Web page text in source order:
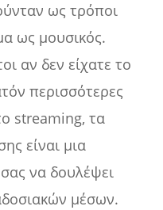
ως τρόποι
ως μουσικός.
αν δεν είχατε το
περισσότερες
streaming, τα
είναι μια
να δουλέψει
μέσων.